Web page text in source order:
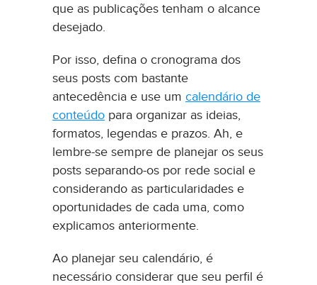
que as publicações tenham o alcance
desejado.
Por isso, defina o cronograma dos
seus posts com bastante
antecedência e use um calendário de
conteúdo para organizar as ideias,
formatos, legendas e prazos. Ah, e
lembre-se sempre de planejar os seus
posts separando-os por rede social e
considerando as particularidades e
oportunidades de cada uma, como
explicamos anteriormente.
Ao planejar seu calendário, é
necessário considerar que seu perfil é